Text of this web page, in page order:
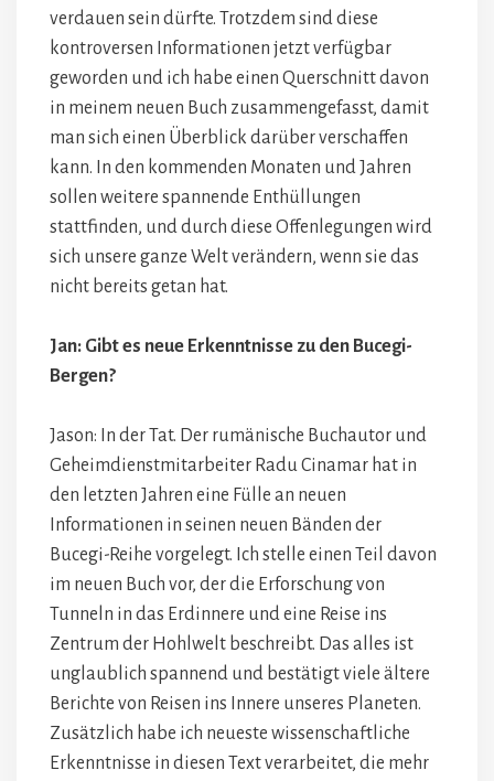
verdauen sein dürfte. Trotzdem sind diese
kontroversen Informationen jetzt verfügbar
geworden und ich habe einen Querschnitt davon
in meinem neuen Buch zusammengefasst, damit
man sich einen Überblick darüber verschaffen
kann. In den kommenden Monaten und Jahren
sollen weitere spannende Enthüllungen
stattfinden, und durch diese Offenlegungen wird
sich unsere ganze Welt verändern, wenn sie das
nicht bereits getan hat.
Jan: Gibt es neue Erkenntnisse zu den Bucegi-
Bergen?
Jason: In der Tat. Der rumänische Buchautor und
Geheimdienstmitarbeiter Radu Cinamar hat in
den letzten Jahren eine Fülle an neuen
Informationen in seinen neuen Bänden der
Bucegi-Reihe vorgelegt. Ich stelle einen Teil davon
im neuen Buch vor, der die Erforschung von
Tunneln in das Erdinnere und eine Reise ins
Zentrum der Hohlwelt beschreibt. Das alles ist
unglaublich spannend und bestätigt viele ältere
Berichte von Reisen ins Innere unseres Planeten.
Zusätzlich habe ich neueste wissenschaftliche
Erkenntnisse in diesen Text verarbeitet, die mehr